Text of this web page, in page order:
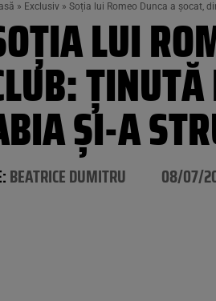
» Exclusiv » Soția lui Romeo Dunca a șocat,
LUI
ȘI-A
BEATRICE DUMITRU 08/07/